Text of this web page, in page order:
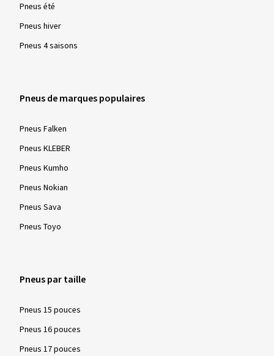
Pneus été
Pneus hiver
Pneus 4 saisons
Pneus de marques populaires
Pneus Falken
Pneus KLEBER
Pneus Kumho
Pneus Nokian
Pneus Sava
Pneus Toyo
Pneus par taille
Pneus 15 pouces
Pneus 16 pouces
Pneus 17 pouces